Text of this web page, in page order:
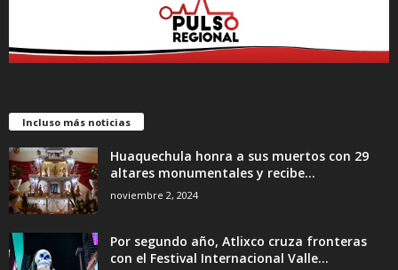
Incluso más noticias
Huaquechula honra a sus muertos con 29
altares monumentales y recibe...
noviembre 2, 2024
Por segundo año, Atlixco cruza fronteras
con el Festival Internacional Valle...